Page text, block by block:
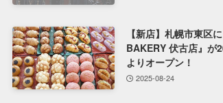
【新店】札幌市東区
BAKERY 伏古店』が
よりオープン！
2025-08-24